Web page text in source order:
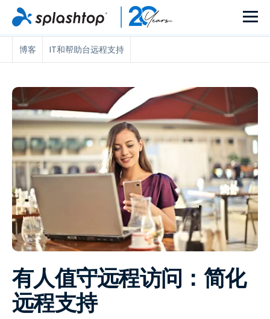
博客 IT和帮助台远程支持
有人值守远程访问：简化
远程支持